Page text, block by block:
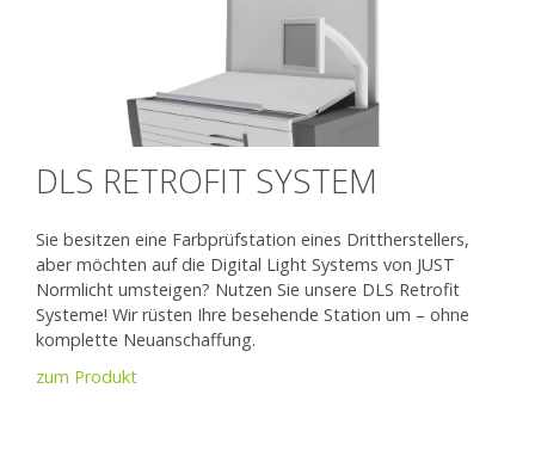
DLS RETROFIT SYSTEM
Sie besitzen eine Farbprüfstation eines Drittherstellers,
aber möchten auf die Digital Light Systems von JUST
Normlicht umsteigen? Nutzen Sie unsere DLS Retrofit
Systeme! Wir rüsten Ihre besehende Station um – ohne
komplette Neuanschaffung.
zum Produkt